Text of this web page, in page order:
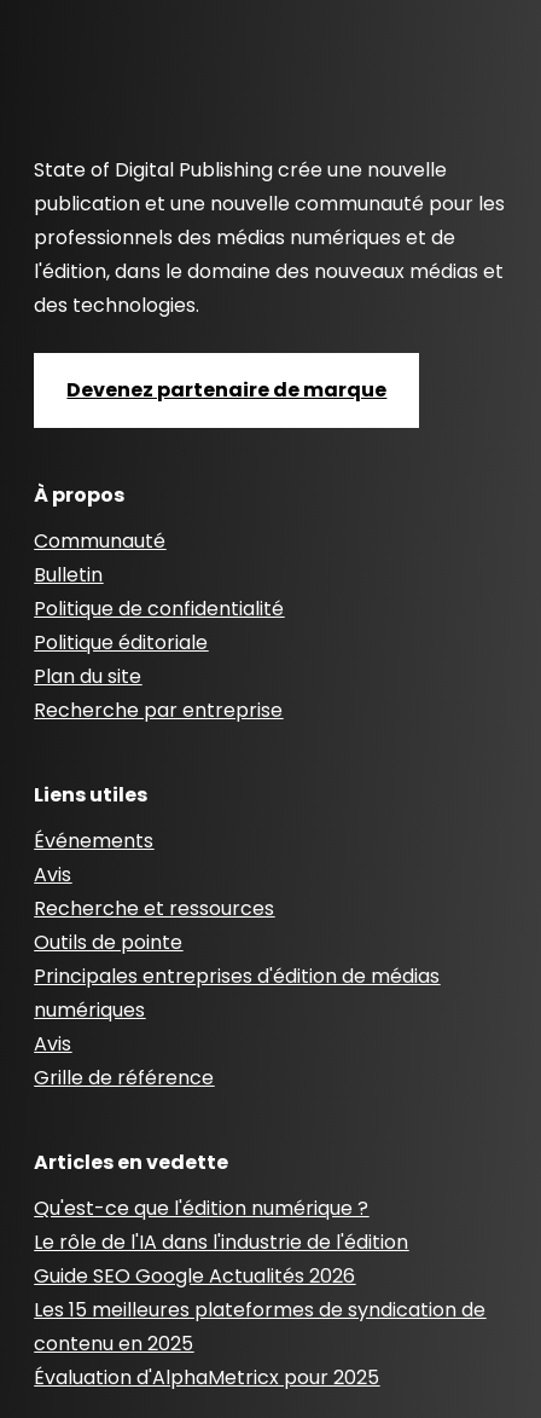
State of Digital Publishing crée une nouvelle
publication et une nouvelle communauté pour les
professionnels des médias numériques et de
l'édition, dans le domaine des nouveaux médias et
des technologies.
Devenez partenaire de marque
À propos
Communauté
Bulletin
Politique de confidentialité
Politique éditoriale
Plan du site
Recherche par entreprise
Liens utiles
Événements
Avis
Recherche et ressources
Outils de pointe
Principales entreprises d'édition de médias
numériques
Avis
Grille de référence
Articles en vedette
Qu'est-ce que l'édition numérique ?
Le rôle de l'IA dans l'industrie de l'édition
Guide SEO Google Actualités 2026
Les 15 meilleures plateformes de syndication de
contenu en 2025
Évaluation d'AlphaMetricx pour 2025